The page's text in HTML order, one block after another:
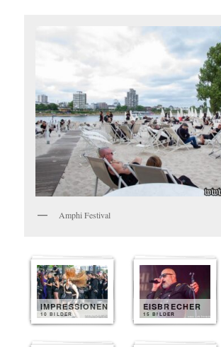
Amphi Festival
IMPRESSIONEN
10 BILDER
EISBRECHER
15 BILDER